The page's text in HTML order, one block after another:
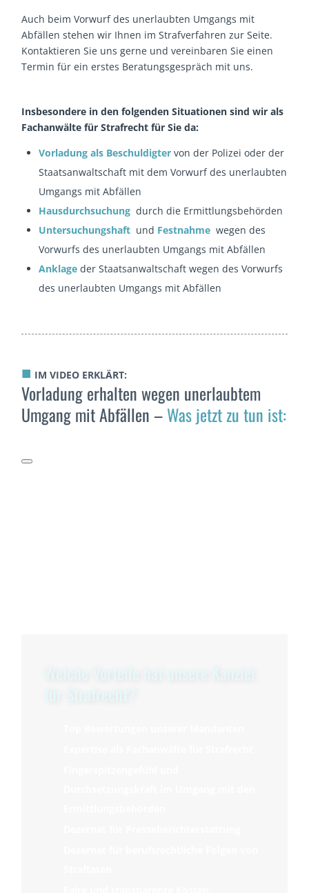
Auch beim Vorwurf des unerlaubten Umgangs mit
Abfällen stehen wir Ihnen im Strafverfahren zur Seite.
Kontaktieren Sie uns gerne und vereinbaren Sie einen
Termin für ein erstes Beratungsgespräch mit uns.
Insbesondere in den folgenden Situationen sind wir als
Fachanwälte für Strafrecht für Sie da:
Vorladung als Beschuldigter von der Polizei oder der
Staatsanwaltschaft mit dem Vorwurf des unerlaubten
Umgangs mit Abfällen
Hausdurchsuchung durch die Ermittlungsbehörden
Untersuchungshaft und Festnahme wegen des
Vorwurfs des unerlaubten Umgangs mit Abfällen
Anklage der Staatsanwaltschaft wegen des Vorwurfs
des unerlaubten Umgangs mit Abfällen
■ IM VIDEO ERKLÄRT:
Vorladung erhalten wegen unerlaubtem
Umgang mit Abfällen –Was jetzt zu tun ist: